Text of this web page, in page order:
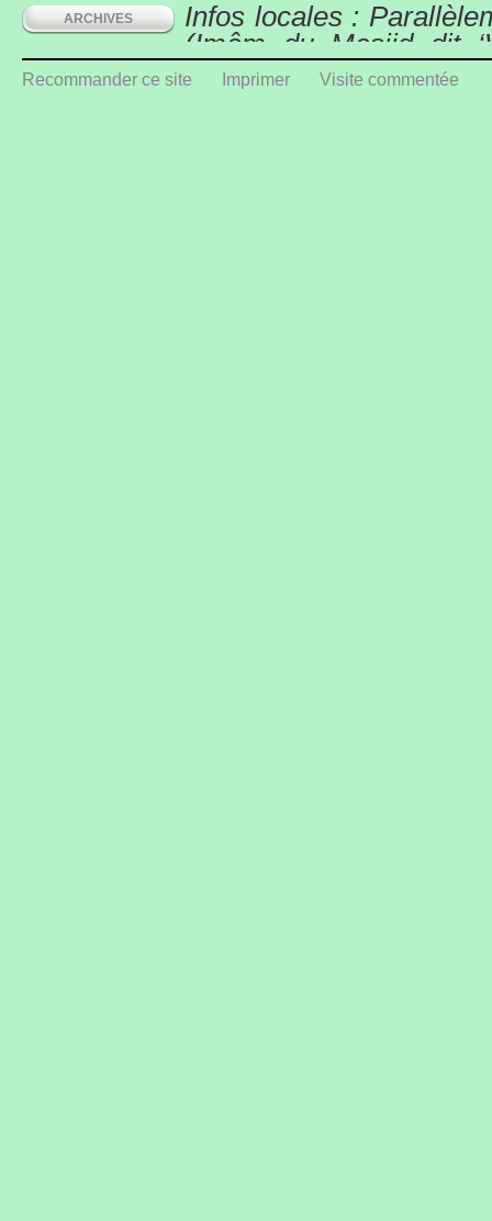
ARCHIVES
Infos locales :
(Imâm du Masjid dit
Conseiller ‘deen’ de
Masjid de
Recommander ce site Imprimer Visite commentée